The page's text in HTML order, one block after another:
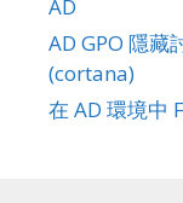
AD
AD GPO 隱藏
(cortana)
在 AD 環境中